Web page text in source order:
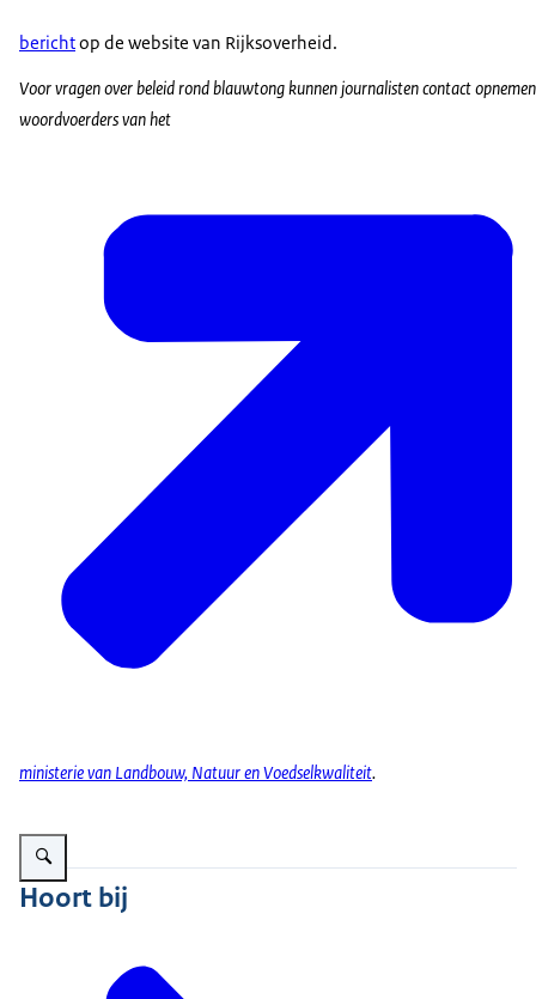
berichtop de website van Rijksoverheid.
Voor vragen over beleid rond blauwtong kunnen journalisten contact
woordvoerders van het
ministerie van Landbouw, Natuur en Voedselkwaliteit.
Vergroot afbeelding Schapen grazen op een dijk
Hoort bij